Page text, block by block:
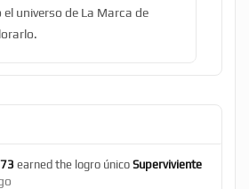
universo de La Marca de
earned the logro único Superviviente